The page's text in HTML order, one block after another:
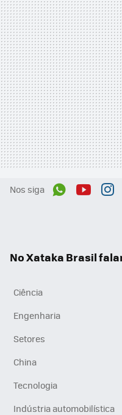
Nos siga
No Xataka Brasil
Ciência
Engenharia
Setores
China
Tecnologia
Indústria automobilística